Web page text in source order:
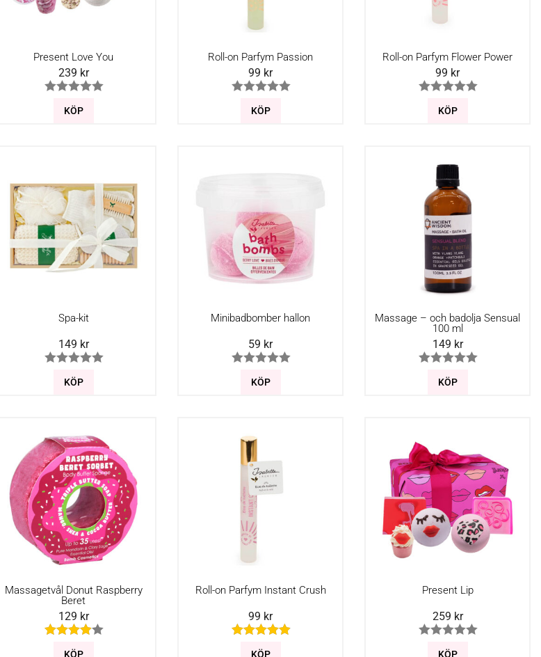
Present Love You
239 kr
KÖP
Roll-on Parfym Passion
99 kr
KÖP
Roll-on Parfym Flower Power
99 kr
KÖP
Spa-kit
149 kr
KÖP
Minibadbomber hallon
59 kr
KÖP
Massage – och badolja Sensual
100 ml
149 kr
KÖP
Massagetvål Donut Raspberry
Beret
129 kr
KÖP
Roll-on Parfym Instant Crush
99 kr
KÖP
Present Lip
259 kr
KÖP